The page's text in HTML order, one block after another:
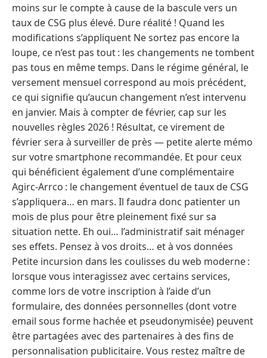
moins sur le compte à cause de la bascule vers un
taux de CSG plus élevé. Dure réalité ! Quand les
modifications s’appliquent Ne sortez pas encore la
loupe, ce n’est pas tout : les changements ne tombent
pas tous en même temps. Dans le régime général, le
versement mensuel correspond au mois précédent,
ce qui signifie qu’aucun changement n’est intervenu
en janvier. Mais à compter de février, cap sur les
nouvelles règles 2026 ! Résultat, ce virement de
février sera à surveiller de près — petite alerte mémo
sur votre smartphone recommandée. Et pour ceux
qui bénéficient également d’une complémentaire
Agirc-Arrco : le changement éventuel de taux de CSG
s’appliquera… en mars. Il faudra donc patienter un
mois de plus pour être pleinement fixé sur sa
situation nette. Eh oui… l’administratif sait ménager
ses effets. Pensez à vos droits… et à vos données
Petite incursion dans les coulisses du web moderne :
lorsque vous interagissez avec certains services,
comme lors de votre inscription à l’aide d’un
formulaire, des données personnelles (dont votre
email sous forme hachée et pseudonymisée) peuvent
être partagées avec des partenaires à des fins de
personnalisation publicitaire. Vous restez maître de